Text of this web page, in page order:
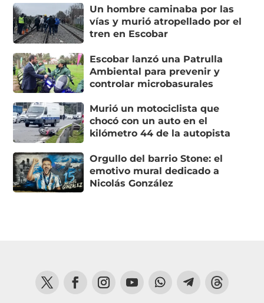
Un hombre caminaba por las
vías y murió atropellado por el
tren en Escobar
Escobar lanzó una Patrulla
Ambiental para prevenir y
controlar microbasurales
Murió un motociclista que
chocó con un auto en el
kilómetro 44 de la autopista
Orgullo del barrio Stone: el
emotivo mural dedicado a
Nicolás González